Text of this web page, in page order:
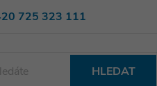
725 323 111
HLEDAT